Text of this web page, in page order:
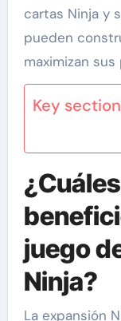
cartas Ninja y
pueden
maximizan
Key
juego
Ninja?
La expansión